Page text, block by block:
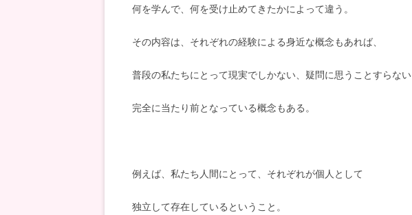
何を学んで、何を受け止めてきたかによって違う。
その内容は、それぞれの経験による身近な概念もあれば、
普段の私たちにとって現実でしかない、疑問に思うことすらない
完全に当たり前となっている概念もある。
例えば、私たち人間にとって、それぞれが個人として
独立して存在しているということ。